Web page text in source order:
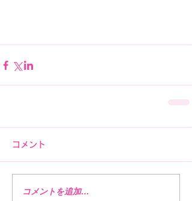
コメント
コメントを追加…